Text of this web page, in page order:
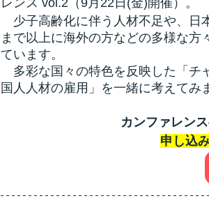
レンス vol.2（9月22日(金)開催）。
少子高齢化に伴う人材不足や、日
まで以上に海外の方などの多様な
ています。
多彩な国々の特色を反映した「チ
国人人材の雇用」を一緒に考えてみ
カンファレン
申し込